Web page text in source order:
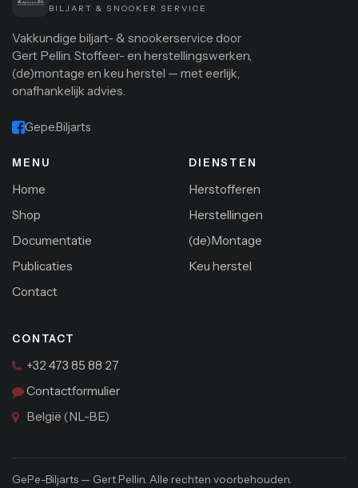
BILJART & SNOOKER SERVICE
Vakkundige biljart- & snookerservice door
Gert Pellin. Stoffeer- en herstellingswerken,
(de)montage en keu herstel — met eerlijk,
onafhankelijk advies.
Gepe.Biljarts
MENU
Home
Shop
Documentatie
Publicaties
Contact
DIENSTEN
Herstofferen
Herstellingen
(de)Montage
Keu herstel
CONTACT
+32 473 85 88 27
Contactformulier
België (NL-BE)
GePe-Biljarts — Gert Pellin. Alle rechten voorbehouden.